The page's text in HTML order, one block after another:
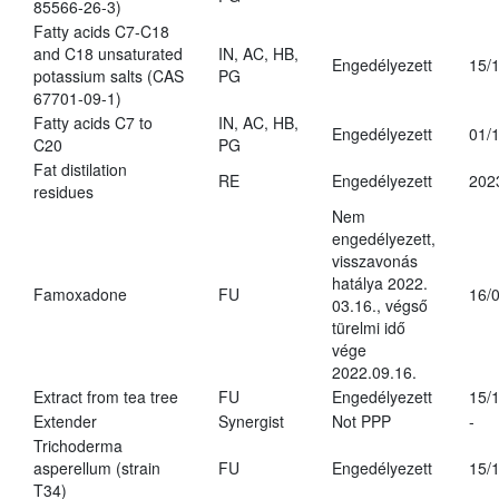
85566-26-3)
Fatty acids C7-C18
and C18 unsaturated
potassium salts (CAS
67701-09-1)
IN, AC, HB,
PG
Engedélyezett 15/
Fatty acids C7 to
C20
IN, AC, HB,
PG
Engedélyezett
01/
Fat distilation
residues
RE Engedélyezett
Famoxadone FU
Nem
engedélyezett,
visszavonás
hatálya 2022.
03.16., végső
türelmi idő
vége
2022.09.16.
16/
Extract from tea tree FU Engedélyezett
15/
Extender
Synergist Not PPP
-
Trichoderma
asperellum (strain
T34)
FU Engedélyezett 15/